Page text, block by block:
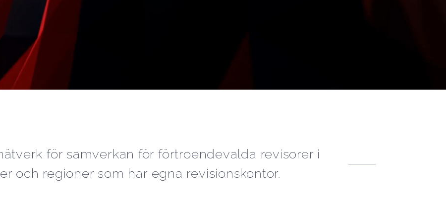
för samverkan för förtroendevalda revisorer i
och regioner som har egna revisionskontor.